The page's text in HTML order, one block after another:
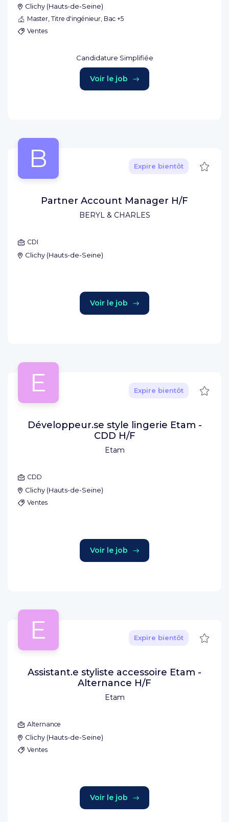
Clichy (Hauts-de-Seine)
Master, Titre d'ingénieur, Bac +5
Ventes
Candidature Simplifiée
Voir le job
B
BERYL & CHARLES
Expire bientôt
Partner Account Manager H/F
CDI
Clichy (Hauts-de-Seine)
Voir le job
E
Etam
Expire bientôt
Développeur.se style lingerie Etam -
CDD H/F
CDD
Clichy (Hauts-de-Seine)
Ventes
Voir le job
E
Etam
Expire bientôt
Assistant.e styliste accessoire Etam -
Alternance H/F
Alternance
Clichy (Hauts-de-Seine)
Ventes
Voir le job